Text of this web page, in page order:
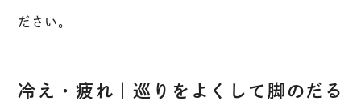
ださい。
冷え・疲れ｜巡りをよくして脚のだる